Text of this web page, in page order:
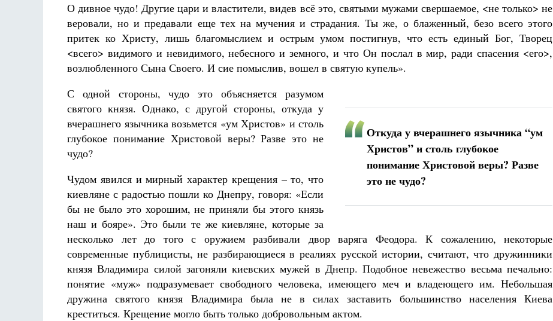
О дивное чудо! Другие цари и властители, видев всё это, святыми мужами свершаемое, <не только> не
веровали, но и предавали еще тех на мучения и страдания. Ты же, о блаженный, безо всего этого
притек ко Христу, лишь благомыслием и острым умом постигнув, что есть единый Бог, Творец
<всего> видимого и невидимого, небесного и земного, и что Он послал в мир, ради спасения <его>,
возлюбленного Сына Своего. И сие помыслив, вошел в святую купель».
Откуда у вчерашнего язычника “ум
Христов” и столь глубокое
понимание Христовой веры? Разве
это не чудо?
С одной стороны, чудо это объясняется разумом
святого князя. Однако, с другой стороны, откуда у
вчерашнего язычника возьмется «ум Христов» и столь
глубокое понимание Христовой веры? Разве это не
чудо?
Чудом явился и мирный характер крещения – то, что
киевляне с радостью пошли ко Днепру, говоря: «Если
бы не было это хорошим, не приняли бы этого князь
наш и бояре». Это были те же киевляне, которые за
несколько лет до того с оружием разбивали двор варяга Феодора. К сожалению, некоторые
современные публицисты, не разбирающиеся в реалиях русской истории, считают, что дружинники
князя Владимира силой загоняли киевских мужей в Днепр. Подобное невежество весьма печально:
понятие «муж» подразумевает свободного человека, имеющего меч и владеющего им. Небольшая
дружина святого князя Владимира была не в силах заставить большинство населения Киева
креститься. Крещение могло быть только добровольным актом.